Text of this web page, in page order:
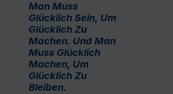
Man Muss
Glücklich Sein, Um
Glücklich Zu
Machen. Und Man
Muss Glücklich
Machen, Um
Glücklich Zu
Bleiben.